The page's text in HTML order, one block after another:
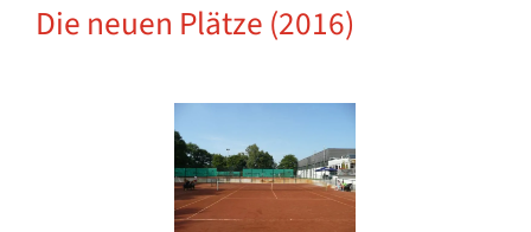
Die neuen Plätze (2016)